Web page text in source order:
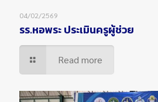
04/02/2569
รร.หอพระ ประเมินครูผู้ช่วย
Read more